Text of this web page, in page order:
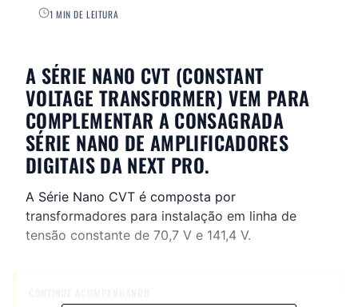
1 MIN DE LEITURA
A SÉRIE NANO CVT (CONSTANT
VOLTAGE TRANSFORMER) VEM PARA
COMPLEMENTAR A CONSAGRADA
SÉRIE NANO DE AMPLIFICADORES
DIGITAIS DA NEXT PRO.
A Série Nano CVT é composta por
transformadores para instalação em linha de
tensão constante de 70,7 V e 141,4 V.